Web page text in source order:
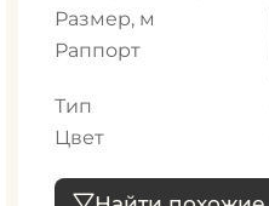
Размер, м
Раппорт
Тип
Цвет